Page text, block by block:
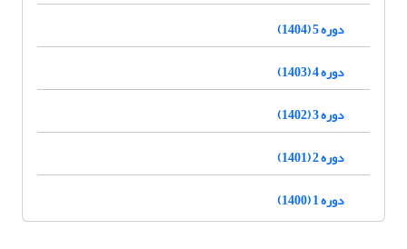
دوره 5 (1404)
دوره 4 (1403)
دوره 3 (1402)
دوره 2 (1401)
دوره 1 (1400)